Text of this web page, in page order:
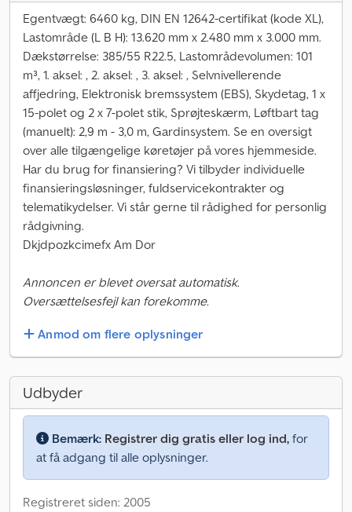
Egentvægt: 6460 kg, DIN EN 12642-certifikat (kode XL),
Lastområde (L B H): 13.620 mm x 2.480 mm x 3.000 mm.
Dækstørrelse: 385/55 R22.5, Lastområdevolumen: 101
m³, 1. aksel: , 2. aksel: , 3. aksel: , Selvnivellerende
affjedring, Elektronisk bremssystem (EBS), Skydetag, 1 x
15-polet og 2 x 7-polet stik, Sprøjteskærm, Løftbart tag
(manuelt): 2,9 m - 3,0 m, Gardinsystem. Se en oversigt
over alle tilgængelige køretøjer på vores hjemmeside.
Har du brug for finansiering? Vi tilbyder individuelle
finansieringsløsninger, fuldservicekontrakter og
telematikydelser. Vi står gerne til rådighed for personlig
rådgivning.
Dkjdpozkcimefx Am Dor
Annoncen er blevet oversat automatisk.
Oversættelsesfejl kan forekomme.
Anmod om flere oplysninger
Udbyder
Bemærk: Registrer dig gratis eller log ind, for
at få adgang til alle oplysninger.
Registreret siden: 2005